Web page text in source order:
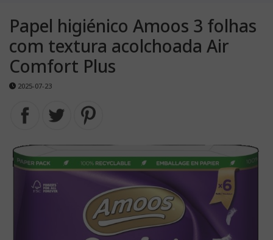
Papel higiénico Amoos 3 folhas
com textura acolchoada Air
Comfort Plus
2025-07-23